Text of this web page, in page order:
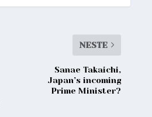
NESTE
Sanae Takaichi,
Japan’s incoming
Prime Minister?